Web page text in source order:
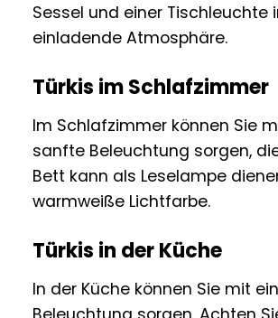
Sessel und einer
einladende Atmosphäre.
Türkis im Schlafzimmer
Im Schlafzimmer können Sie
sanfte Beleuchtung sorgen,
Bett kann als Leselampe
warmweiße Lichtfarbe.
Türkis in der Küche
In der Küche können Sie mit